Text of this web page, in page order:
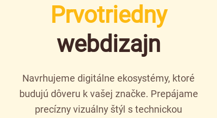
Prvotriedny
webdizajn
Navrhujeme digitálne ekosystémy, ktoré
budujú dôveru k vašej značke. Prepájame
precízny vizuálny štýl s technickou